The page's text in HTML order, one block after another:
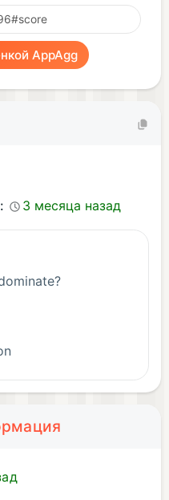
AppAgg
3 месяца назад
a twist!
the biggest snake